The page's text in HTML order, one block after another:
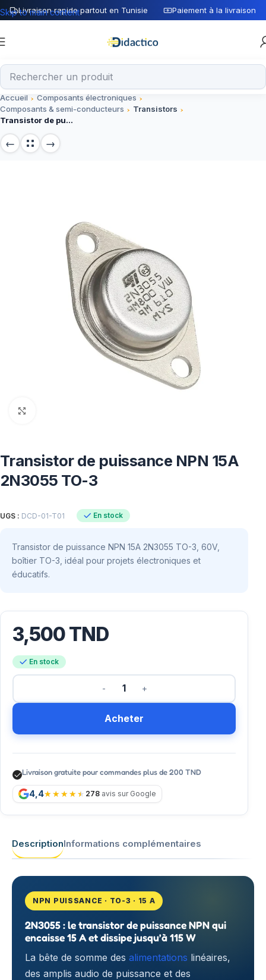
Livraison rapide partout en Tunisie Paiement à la livraison
Skip to main content
Accueil
Composants électroniques
Composants & semi-conducteurs
Transistors
Transistor de puissance NPN 15A 2N3055 TO-3
Transistor de puissance NPN 15A
2N3055 TO-3
UGS : DCD-01-T01 En stock
Transistor de puissance NPN 15A 2N3055 TO-3, 60V,
boîtier TO-3, idéal pour projets électroniques et
éducatifs.
3,500TND
En stock
Acheter
Livraison gratuite pour commandes plus de 200 TND
4,4 278 avis sur Google
DescriptionInformations complémentaires
NPN PUISSANCE · TO-3 · 15 A
2N3055 : le transistor de puissance NPN qui
encaisse 15 A et dissipe jusqu’à 115 W
La bête de somme des alimentations linéaires,
des amplis audio de puissance et des